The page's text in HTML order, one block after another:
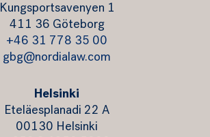
Kungsportsavenyen 1
411 36 Göteborg
+46 31 778 35 00
gbg@nordialaw.com
Helsinki
Eteläesplanadi 22 A
00130 Helsinki